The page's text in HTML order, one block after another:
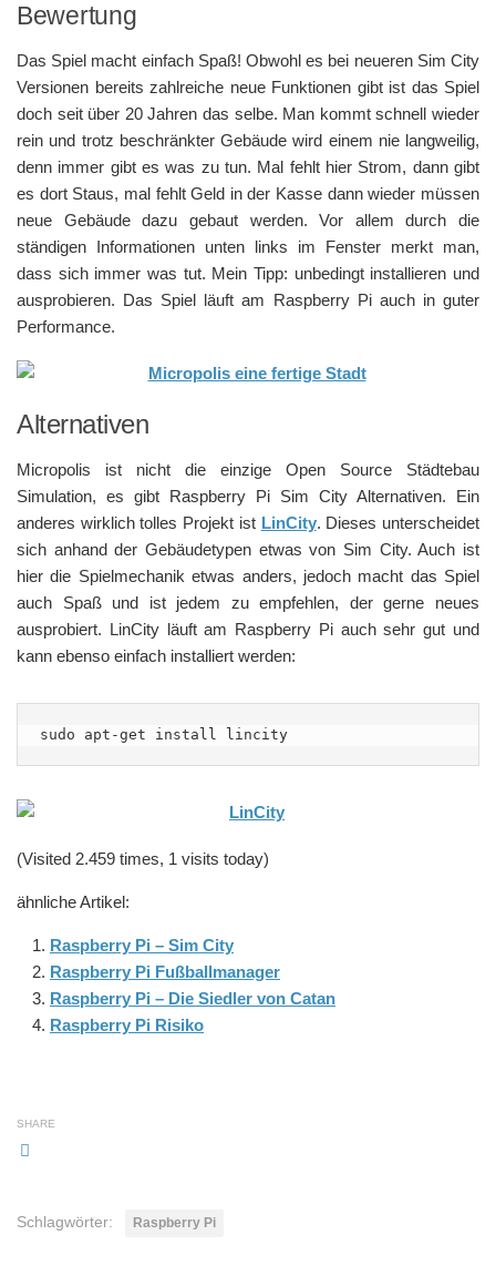
Bewertung
Das Spiel macht einfach Spaß! Obwohl es bei neueren Sim City
Versionen bereits zahlreiche neue Funktionen gibt ist das Spiel
doch seit über 20 Jahren das selbe. Man kommt schnell wieder
rein und trotz beschränkter Gebäude wird einem nie langweilig,
denn immer gibt es was zu tun. Mal fehlt hier Strom, dann gibt
es dort Staus, mal fehlt Geld in der Kasse dann wieder müssen
neue Gebäude dazu gebaut werden. Vor allem durch die
ständigen Informationen unten links im Fenster merkt man,
dass sich immer was tut. Mein Tipp: unbedingt installieren und
ausprobieren. Das Spiel läuft am Raspberry Pi auch in guter
Performance.
Alternativen
Micropolis ist nicht die einzige Open Source Städtebau
Simulation, es gibt Raspberry Pi Sim City Alternativen. Ein
anderes wirklich tolles Projekt ist LinCity. Dieses unterscheidet
sich anhand der Gebäudetypen etwas von Sim City. Auch ist
hier die Spielmechanik etwas anders, jedoch macht das Spiel
auch Spaß und ist jedem zu empfehlen, der gerne neues
ausprobiert. LinCity läuft am Raspberry Pi auch sehr gut und
kann ebenso einfach installiert werden:
sudo apt-get install lincity
(Visited 2.459 times, 1 visits today)
ähnliche Artikel:
Raspberry Pi – Sim City
Raspberry Pi Fußballmanager
Raspberry Pi – Die Siedler von Catan
Raspberry Pi Risiko
SHARE
Schlagwörter: Raspberry Pi